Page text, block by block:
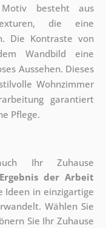
besteht aus
die eine
Die Kontraste von
Wandbild eine
Aussehen. Dieses
Wohnzimmer
garantiert
Pflege.
Ihr Zuhause
der Arbeit
Ideen in einzigartige
Wählen Sie
Sie Ihr Zuhause